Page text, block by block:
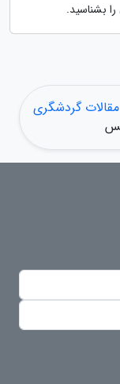
مقالات گردشگری